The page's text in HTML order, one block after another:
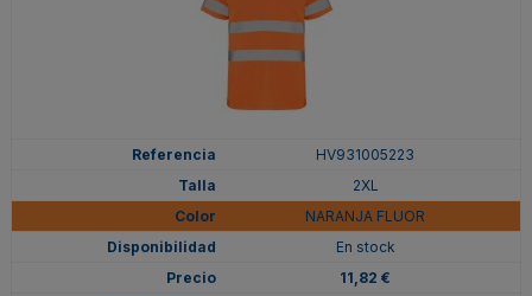
HV931005223
2XL
NARANJA FLUOR
En stock
11,82 €